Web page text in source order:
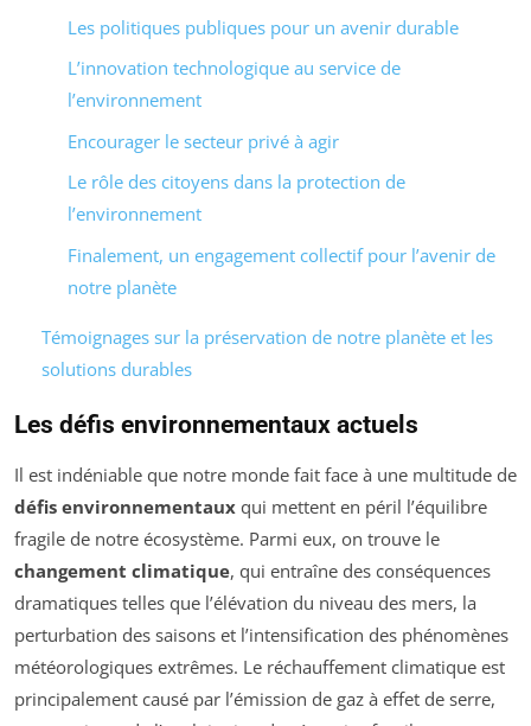
Les politiques publiques pour un avenir durable
L’innovation technologique au service de
l’environnement
Encourager le secteur privé à agir
Le rôle des citoyens dans la protection de
l’environnement
Finalement, un engagement collectif pour l’avenir de
notre planète
Témoignages sur la préservation de notre planète et les
solutions durables
Les défis environnementaux actuels
Il est indéniable que notre monde fait face à une multitude de
défis environnementaux qui mettent en péril l’équilibre
fragile de notre écosystème. Parmi eux, on trouve le
changement climatique, qui entraîne des conséquences
dramatiques telles que l’élévation du niveau des mers, la
perturbation des saisons et l’intensification des phénomènes
météorologiques extrêmes. Le réchauffement climatique est
principalement causé par l’émission de gaz à effet de serre,